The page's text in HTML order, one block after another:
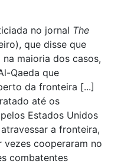
no jornal The
que disse que
maioria dos casos,
Qaeda que
da fronteira [...]
até os
Estados Unidos
a fronteira,
cooperaram no
combatentes